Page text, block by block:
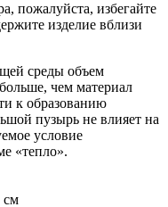
пожалуйста, избегайте
изделие вблизи
среды объем
чем материал
к образованию
пузырь не влияет на
условие
«тепло».
см